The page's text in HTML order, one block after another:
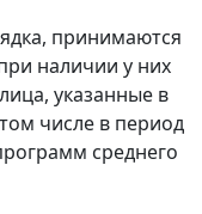
принимаются
наличии у них
указанные в
числе в период
среднего